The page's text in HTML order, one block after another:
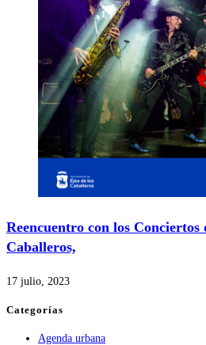
Reencuentro con los Conciertos
Caballeros,
17 julio, 2023
Categorías
Agenda urbana